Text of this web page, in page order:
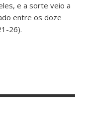
e a sorte veio a
entre os doze
26).